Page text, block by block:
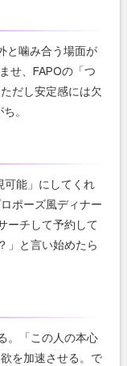
と噛み合う場面が
せ、FAPOの「つ
だし安定感には欠
。
可能」にしてくれ
ポーズ風ディナー
ーチして予約して
」と言い始めたら
。「この人の本心
を加速させる。で